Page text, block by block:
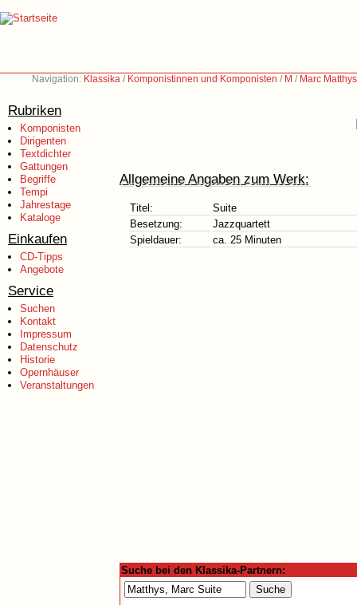
Navigation: Klassika / Komponistinnen und Komponisten / M / Marc
Rubriken
Komponisten
Dirigenten
Textdichter
Gattungen
Begriffe
Tempi
Jahrestage
Kataloge
Einkaufen
CD-Tipps
Angebote
Service
Suchen
Kontakt
Impressum
Datenschutz
Historie
Opernhäuser
Veranstaltungen
Allgemeine Angaben zum Werk:
Titel:
Suite
Besetzung:
Jazzquartett
Spieldauer:
ca. 25 Minuten
Suche bei den Klassika-Partnern: